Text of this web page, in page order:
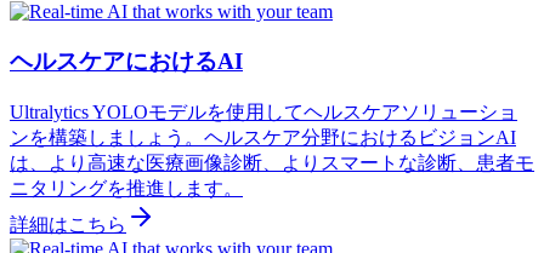
ヘルスケアにおけるAI
Ultralytics YOLOモデルを使用してヘルスケアソリューショ
ンを構築しましょう。ヘルスケア分野におけるビジョンAI
は、より高速な医療画像診断、よりスマートな診断、患者モ
ニタリングを推進します。
詳細はこちら